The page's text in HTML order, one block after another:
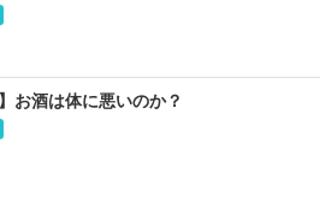
お酒は体に悪いのか？